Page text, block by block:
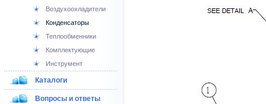
Воздухоохладители
Конденсаторы
Теплообменники
Комплектующие
Инструмент
Каталоги
Вопросы и ответы